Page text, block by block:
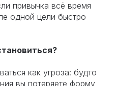
привычка всё время
одной цели быстро
как угроза: будто
вы потеряете форму,